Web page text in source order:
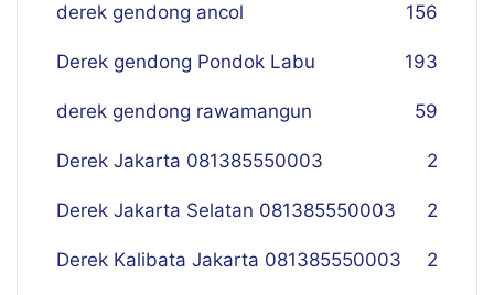
derek gendong ancol 156
Derek gendong Pondok Labu 193
derek gendong rawamangun 59
Derek Jakarta 081385550003 2
Derek Jakarta Selatan 081385550003 2
Derek Kalibata Jakarta 081385550003 2